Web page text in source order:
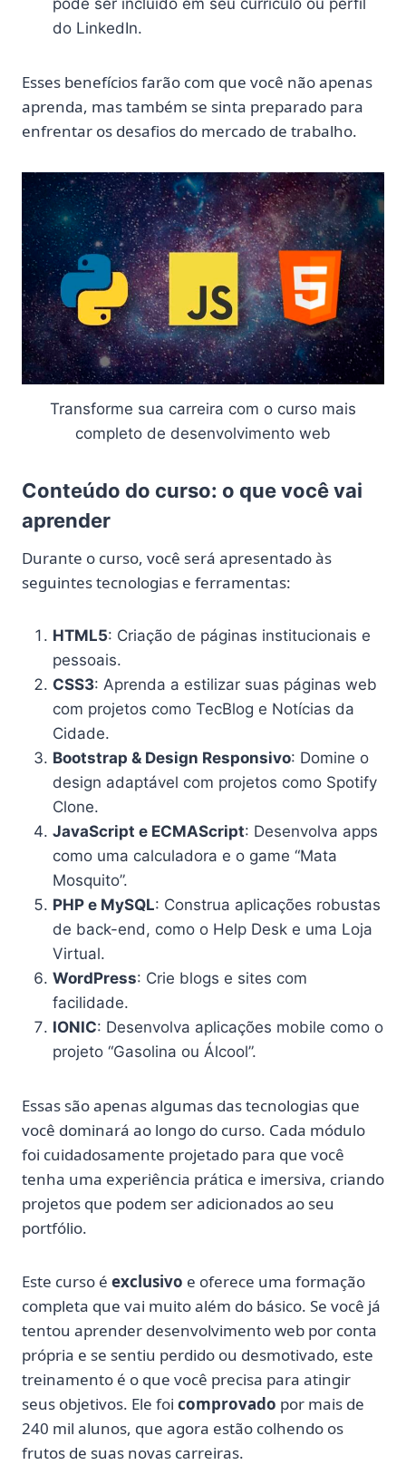
pode ser incluído em seu currículo ou perfil
do LinkedIn.
Esses benefícios farão com que você não apenas
aprenda, mas também se sinta preparado para
enfrentar os desafios do mercado de trabalho.
Transforme sua carreira com o curso mais
completo de desenvolvimento web
Conteúdo do curso: o que você vai
aprender
Durante o curso, você será apresentado às
seguintes tecnologias e ferramentas:
HTML5: Criação de páginas institucionais e
pessoais.
CSS3: Aprenda a estilizar suas páginas web
com projetos como TecBlog e Notícias da
Cidade.
Bootstrap & Design Responsivo: Domine o
design adaptável com projetos como Spotify
Clone.
JavaScript e ECMAScript: Desenvolva apps
como uma calculadora e o game “Mata
Mosquito”.
PHP e MySQL: Construa aplicações robustas
de back-end, como o Help Desk e uma Loja
Virtual.
WordPress: Crie blogs e sites com
facilidade.
IONIC: Desenvolva aplicações mobile como o
projeto “Gasolina ou Álcool”.
Essas são apenas algumas das tecnologias que
você dominará ao longo do curso. Cada módulo
foi cuidadosamente projetado para que você
tenha uma experiência prática e imersiva, criando
projetos que podem ser adicionados ao seu
portfólio.
Este curso é exclusivo e oferece uma formação
completa que vai muito além do básico. Se você já
tentou aprender desenvolvimento web por conta
própria e se sentiu perdido ou desmotivado, este
treinamento é o que você precisa para atingir
seus objetivos. Ele foi comprovado por mais de
240 mil alunos, que agora estão colhendo os
frutos de suas novas carreiras.